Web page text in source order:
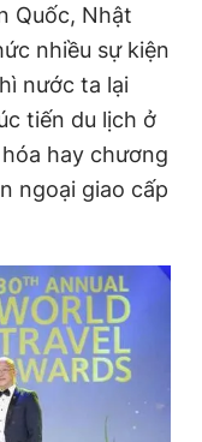
Quốc, Nhật
nhiều sự kiện
nước ta lại
tiến du lịch ở
hay chương
ngoại giao cấp